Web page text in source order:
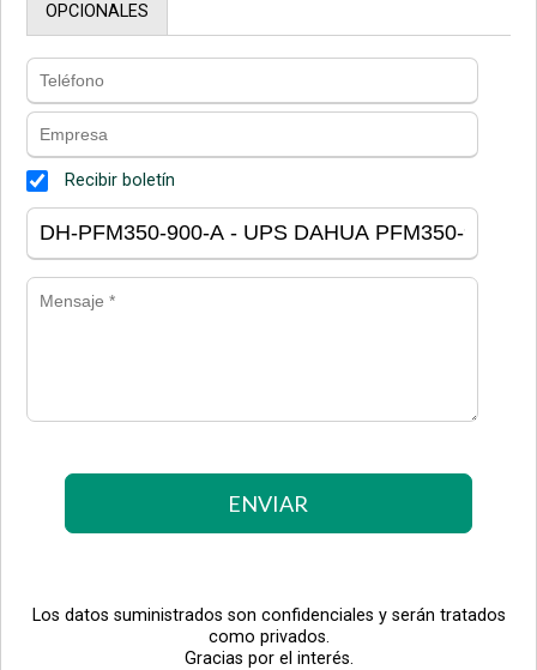
OPCIONALES
Recibir boletín
ENVIAR
Los datos suministrados son confidenciales y serán tratados
como privados.
Gracias por el interés.